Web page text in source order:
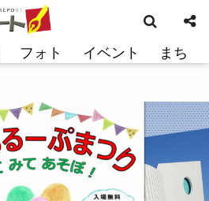
フォト イベント まち
索